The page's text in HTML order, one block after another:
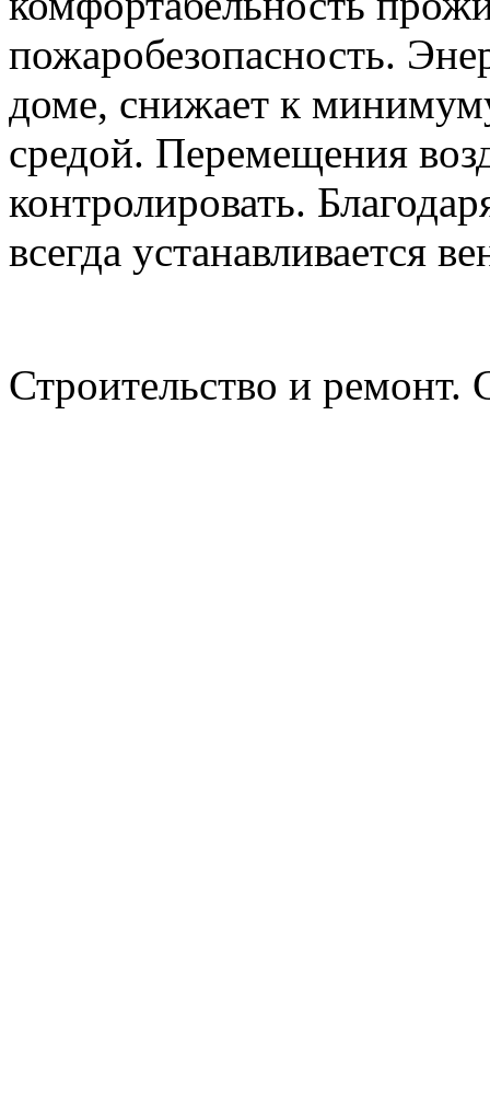
пожаробезопасность.
доме, снижает к
средой. Перемещения
контролировать.
всегда устанавливается
Строительство и